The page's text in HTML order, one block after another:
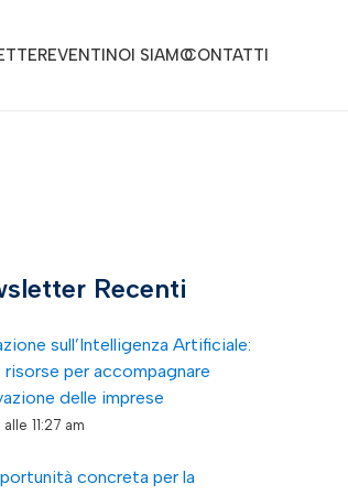
EVENTINOI SIAMOCONTATTI
Recenti
sull’Intelligenza Artificiale:
risorse per accompagnare
delle imprese
11:27 am
concreta per la